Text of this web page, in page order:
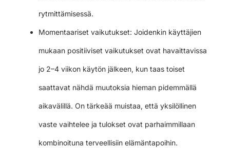
rytmittämisessä.
Momentaariset vaikutukset: Joidenkin käyttäjien
mukaan positiiviset vaikutukset ovat havaittavissa
jo 2–4 viikon käytön jälkeen, kun taas toiset
saattavat nähdä muutoksia hieman pidemmällä
aikavälillä. On tärkeää muistaa, että yksilöllinen
vaste vaihtelee ja tulokset ovat parhaimmillaan
kombinoituna terveellisiin elämäntapoihin.